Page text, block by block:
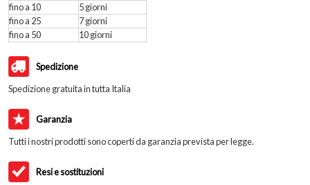
fino a 10
5 giorni
fino a 25
7 giorni
fino a 50
10 giorni
Spedizione
Spedizione gratuita in tutta Italia
Garanzia
Tutti i nostri prodotti sono coperti da garanzia prevista per legge.
Resi e sostituzioni